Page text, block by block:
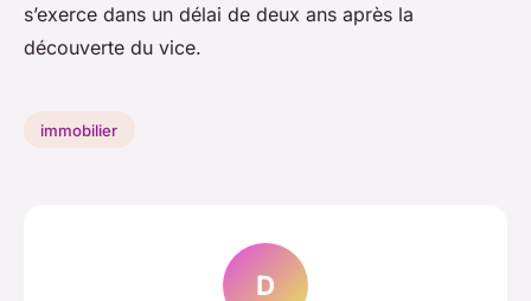
s’exerce dans un délai de deux ans après la
découverte du vice.
immobilier
D